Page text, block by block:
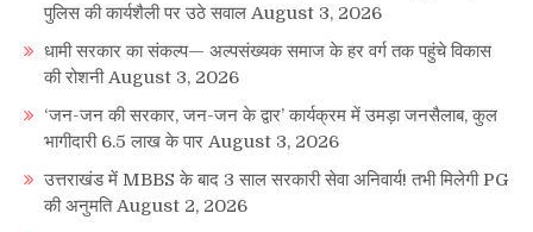
पुलिस की कार्यशैली पर उठे सवाल August 3, 2026
धामी सरकार का संकल्प— अल्पसंख्यक समाज के हर वर्ग तक पहुंचे विकास
की रोशनी August 3, 2026
‘जन-जन की सरकार, जन-जन के द्वार’ कार्यक्रम में उमड़ा जनसैलाब, कुल
भागीदारी 6.5 लाख के पार August 3, 2026
उत्तराखंड में MBBS के बाद 3 साल सरकारी सेवा अनिवार्य! तभी मिलेगी PG
की अनुमति August 2, 2026